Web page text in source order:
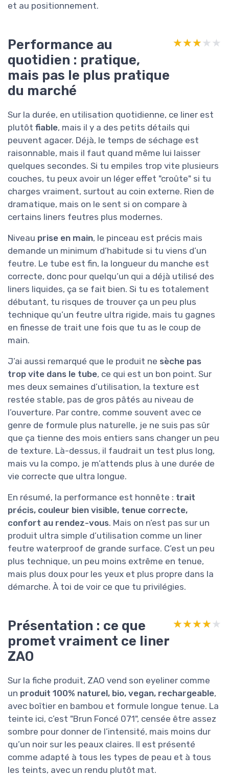
et au positionnement.
Performance au
quotidien : pratique,
mais pas le plus pratique
du marché
★★★★★
★★★★★
Sur la durée, en utilisation quotidienne, ce liner est
plutôt fiable, mais il y a des petits détails qui
peuvent agacer. Déjà, le temps de séchage est
raisonnable, mais il faut quand même lui laisser
quelques secondes. Si tu empiles trop vite plusieurs
couches, tu peux avoir un léger effet "croûte" si tu
charges vraiment, surtout au coin externe. Rien de
dramatique, mais on le sent si on compare à
certains liners feutres plus modernes.
Niveau prise en main, le pinceau est précis mais
demande un minimum d’habitude si tu viens d’un
feutre. Le tube est fin, la longueur du manche est
correcte, donc pour quelqu’un qui a déjà utilisé des
liners liquides, ça se fait bien. Si tu es totalement
débutant, tu risques de trouver ça un peu plus
technique qu’un feutre ultra rigide, mais tu gagnes
en finesse de trait une fois que tu as le coup de
main.
J’ai aussi remarqué que le produit ne sèche pas
trop vite dans le tube, ce qui est un bon point. Sur
mes deux semaines d’utilisation, la texture est
restée stable, pas de gros pâtés au niveau de
l’ouverture. Par contre, comme souvent avec ce
genre de formule plus naturelle, je ne suis pas sûr
que ça tienne des mois entiers sans changer un peu
de texture. Là-dessus, il faudrait un test plus long,
mais vu la compo, je m’attends plus à une durée de
vie correcte que ultra longue.
En résumé, la performance est honnête : trait
précis, couleur bien visible, tenue correcte,
confort au rendez-vous. Mais on n’est pas sur un
produit ultra simple d’utilisation comme un liner
feutre waterproof de grande surface. C’est un peu
plus technique, un peu moins extrême en tenue,
mais plus doux pour les yeux et plus propre dans la
démarche. À toi de voir ce que tu privilégies.
Présentation : ce que
promet vraiment ce liner
ZAO
★★★★★
★★★★★
Sur la fiche produit, ZAO vend son eyeliner comme
un produit 100% naturel, bio, vegan, rechargeable,
avec boîtier en bambou et formule longue tenue. La
teinte ici, c’est "Brun Foncé 071", censée être assez
sombre pour donner de l’intensité, mais moins dur
qu’un noir sur les peaux claires. Il est présenté
comme adapté à tous les types de peau et à tous
les teints, avec un rendu plutôt mat.